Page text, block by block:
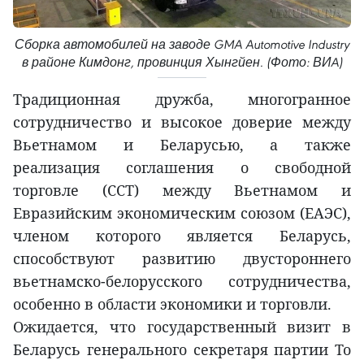
Сборка автомобилей на заводе GMA Automotive Industry
в районе Кимдонг, провинция Хынгйен. (Фото: ВИA)
Традиционная дружба, многогранное
сотрудничество и высокое доверие между
Вьетнамом и Беларусью, а также
реализация соглашения о свободной
торговле (ССТ) между Вьетнамом и
Евразийским экономическим союзом (ЕАЭС),
членом которого является Беларусь,
способствуют развитию двустороннего
вьетнамско-белорусского сотрудничества,
особенно в области экономики и торговли.
Ожидается, что государственный визит в
Беларусь генерального секретаря партии То